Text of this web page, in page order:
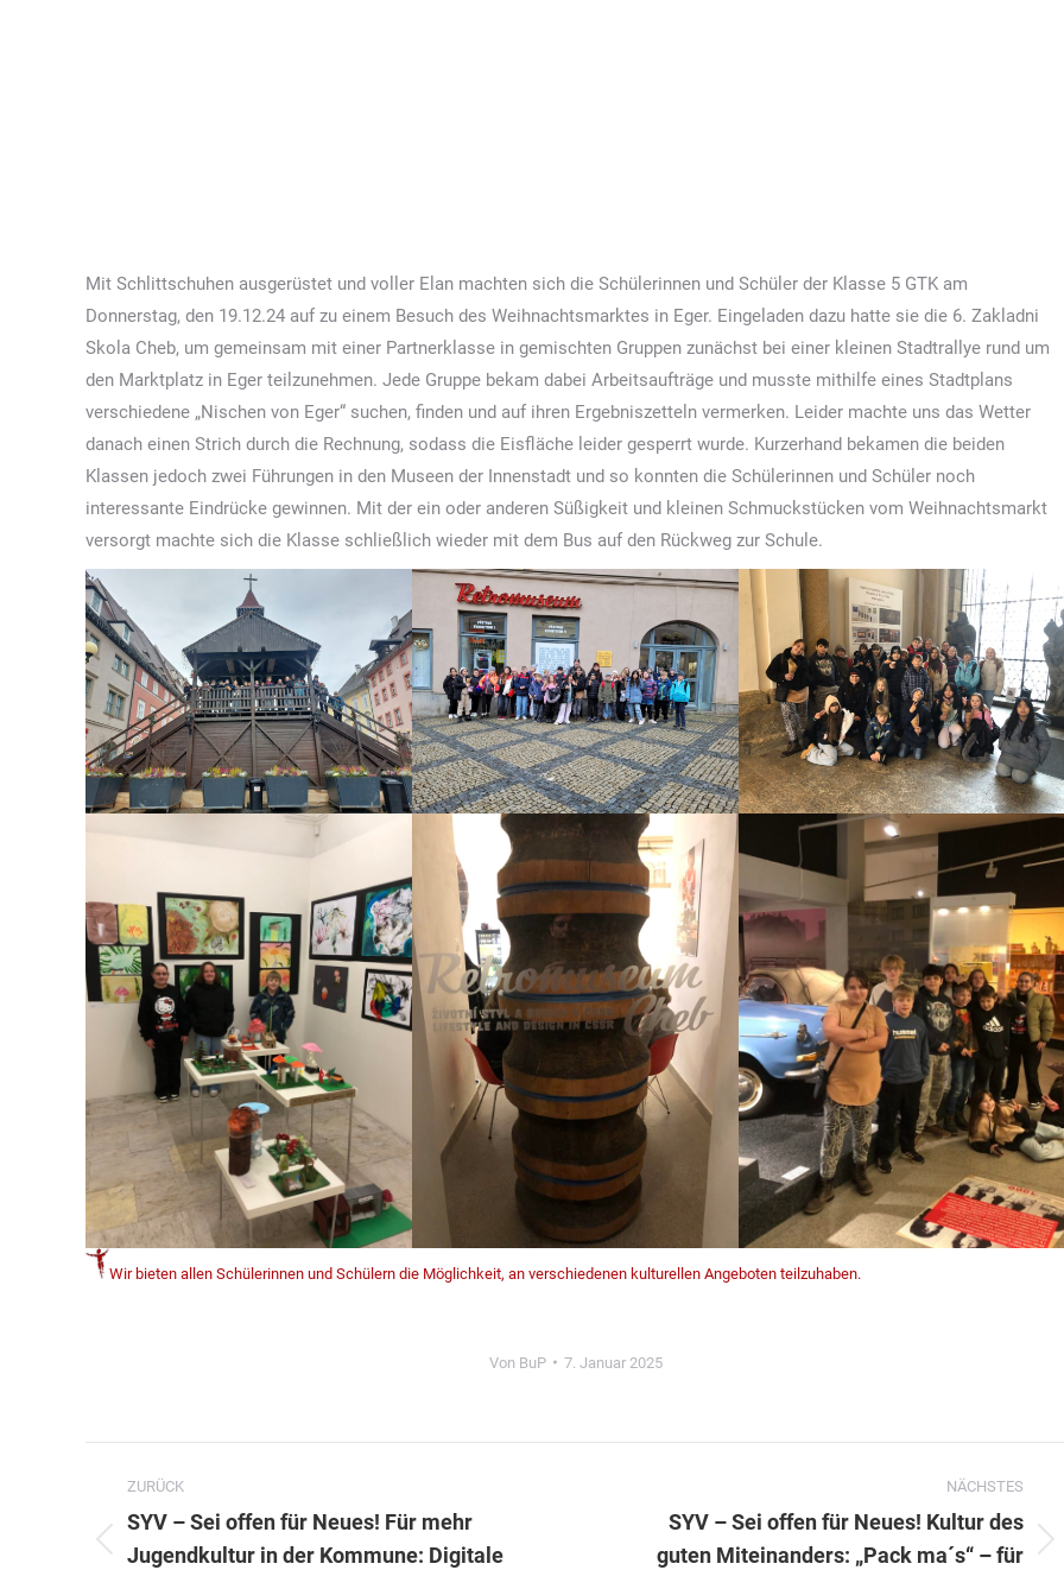
Mit Schlittschuhen ausgerüstet und voller Elan machten sich die Schülerinnen und Schüler der Klasse 5 GTK am
Donnerstag, den 19.12.24 auf zu einem Besuch des Weihnachtsmarktes in Eger. Eingeladen dazu hatte sie die 6. Zakladni
Skola Cheb, um gemeinsam mit einer Partnerklasse in gemischten Gruppen zunächst bei einer kleinen Stadtrallye rund um
den Marktplatz in Eger teilzunehmen. Jede Gruppe bekam dabei Arbeitsaufträge und musste mithilfe eines Stadtplans
verschiedene „Nischen von Eger“ suchen, finden und auf ihren Ergebniszetteln vermerken. Leider machte uns das Wetter
danach einen Strich durch die Rechnung, sodass die Eisfläche leider gesperrt wurde. Kurzerhand bekamen die beiden
Klassen jedoch zwei Führungen in den Museen der Innenstadt und so konnten die Schülerinnen und Schüler noch
interessante Eindrücke gewinnen. Mit der ein oder anderen Süßigkeit und kleinen Schmuckstücken vom Weihnachtsmarkt
versorgt machte sich die Klasse schließlich wieder mit dem Bus auf den Rückweg zur Schule.
Wir bieten allen Schülerinnen und Schülern die Möglichkeit, an verschiedenen kulturellen Angeboten teilzuhaben.
Von BuP 7. Januar 2025
ZURÜCK
Vorheriger
SYV – Sei offen für Neues! Für mehr
Jugendkultur in der Kommune: Digitale
NÄCHSTES
Nächster
SYV – Sei offen für Neues! Kultur des
guten Miteinanders: „Pack ma´s“ – für